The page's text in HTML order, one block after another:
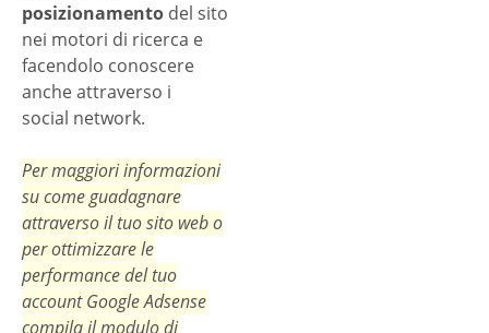
posizionamento del sito
nei motori di ricerca e
facendolo conoscere
anche attraverso i
social network.
Per maggiori informazioni
su come guadagnare
attraverso il tuo sito web o
per ottimizzare le
performance del tuo
account Google Adsense
compila il modulo di